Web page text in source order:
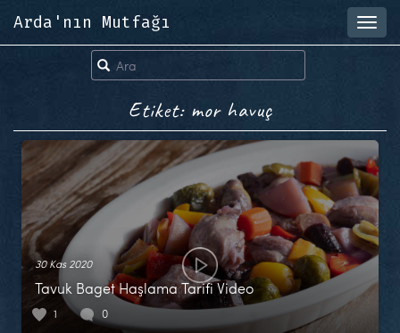
Arda'nın Mutfağı
Etiket: mor havuç
30 Kas 2020
Tavuk Baget Haşlama Tarifi Video
1 0